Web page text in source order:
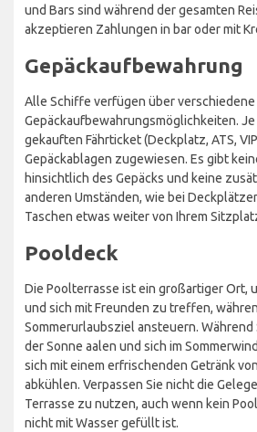
und Bars sind während der gesamten
akzeptieren Zahlungen in bar oder mit
Gepäckaufbewahrung
Alle Schiffe verfügen über verschiedene
Gepäckaufbewahrungsmöglichkeiten.
gekauften Fährticket (Deckplatz, ATS,
Gepäckablagen zugewiesen. Es gibt
hinsichtlich des Gepäcks und keine
anderen Umständen, wie bei
Taschen etwas weiter von Ihrem
Pooldeck
Die Poolterrasse ist ein großartiger Ort,
und sich mit Freunden zu treffen,
Sommerurlaubsziel ansteuern. Während
der Sonne aalen und sich im
sich mit einem erfrischenden Getränk
abkühlen. Verpassen Sie nicht die
Terrasse zu nutzen, auch wenn kein
nicht mit Wasser gefüllt ist.